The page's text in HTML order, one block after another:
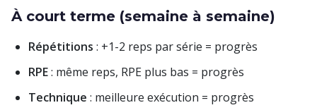
À court terme (semaine à semaine)
Répétitions : +1-2 reps par série = progrès
RPE: même reps, RPE plus bas = progrès
Technique : meilleure exécution = progrès